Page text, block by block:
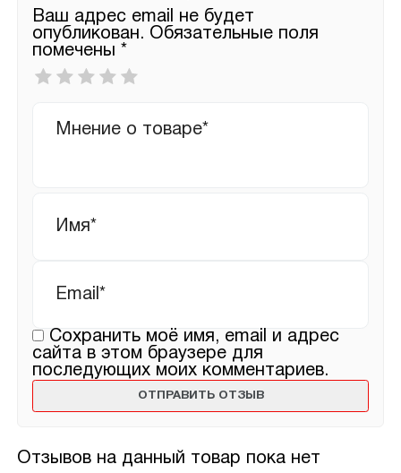
Отзывов на данный товар пока нет
Ваш адрес email не будет
опубликован. Обязательные поля
помечены *
Ваша
оценка
отзыв
Сохранить моё имя, email и адрес
сайта в этом браузере для
последующих моих комментариев.